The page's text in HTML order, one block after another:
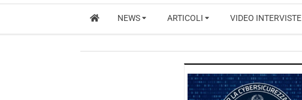
NEWS ARTICOLI VIDEO INTERVISTE